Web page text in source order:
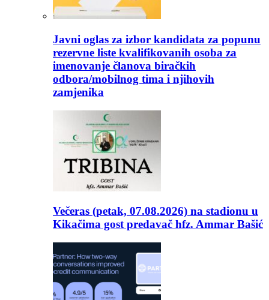
Javni oglas za izbor kandidata za popunu
rezervne liste kvalifikovanih osoba za
imenovanje članova biračkih
odbora/mobilnog tima i njihovih
zamjenika
Večeras (petak, 07.08.2026) na stadionu u
Kikačima gost predavač hfz. Ammar Bašić